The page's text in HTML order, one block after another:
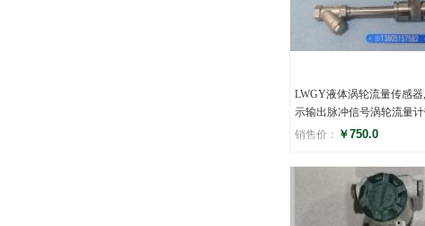
LWGY液体涡轮流量传感
示输出脉冲信号涡轮流量
销售价： ￥750.0
评分
(0)